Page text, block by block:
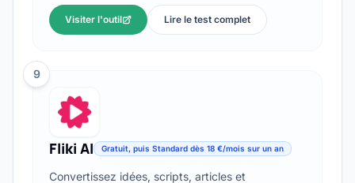
Visiter l'outil Lire le test complet
9
Fliki AI Gratuit, puis Standard dès 18 €/mois sur un an
Convertissez idées, scripts, articles et